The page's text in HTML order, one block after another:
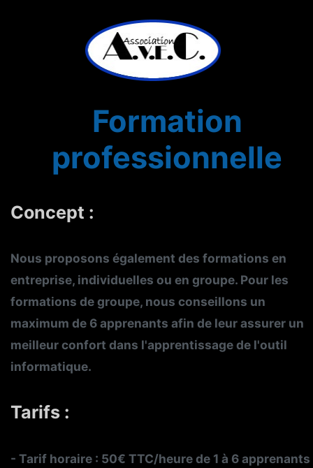
Formation
professionnelle
Concept :
Nous proposons également des formations en
entreprise, individuelles ou en groupe. Pour les
formations de groupe, nous conseillons un
maximum de 6 apprenants afin de leur assurer un
meilleur confort dans l'apprentissage de l'outil
informatique.
Tarifs :
- Tarif horaire : 50€ TTC/heure de 1 à 6 apprenants